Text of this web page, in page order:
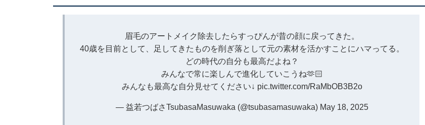
眉毛のアートメイク除去したらすっぴんが昔の顔に戻ってきた。
40歳を目前として、足してきたものを削ぎ落として元の素材を活かすことにハマってる。
どの時代の自分も最高だよね？
みんなで常に楽しんで進化していこうね🫶🏻
みんなも最高な自分見せてください↓ pic.twitter.com/RaMbOB3B2o
— 益若つばさTsubasaMasuwaka (@tsubasamasuwaka) May 18, 2025